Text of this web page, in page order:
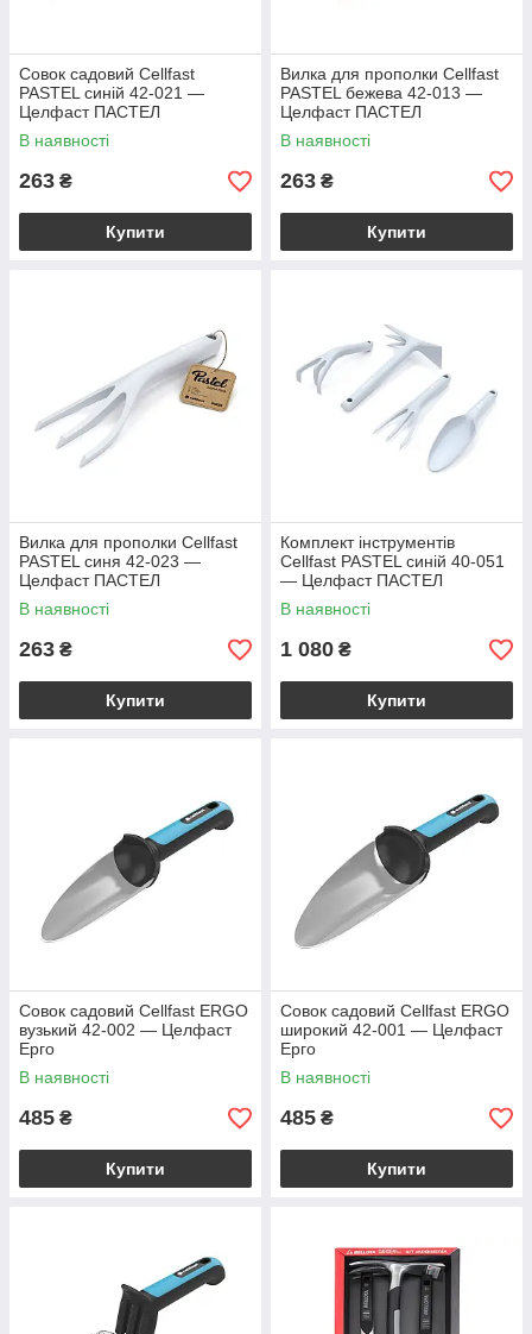
Совок садовий Cellfast
PASTEL синій 42-021 —
Целфаст ПАСТЕЛ
В наявності
263 ₴
Купити
Вилка для прополки Cellfast
PASTEL бежева 42-013 —
Целфаст ПАСТЕЛ
В наявності
263 ₴
Купити
Вилка для прополки Cellfast
PASTEL синя 42-023 —
Целфаст ПАСТЕЛ
В наявності
263 ₴
Купити
Комплект інструментів
Cellfast PASTEL синій 40-051
— Целфаст ПАСТЕЛ
В наявності
1 080 ₴
Купити
Совок садовий Cellfast ERGO
вузький 42-002 — Целфаст
Ерго
В наявності
485 ₴
Купити
Совок садовий Cellfast ERGO
широкий 42-001 — Целфаст
Ерго
В наявності
485 ₴
Купити